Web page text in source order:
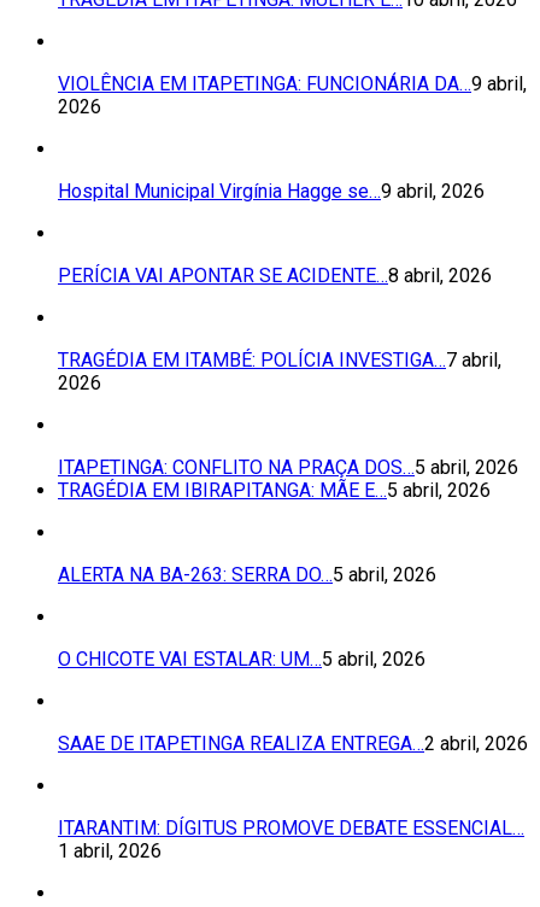
VIOLÊNCIA EM ITAPETINGA: FUNCIONÁRIA DA…9 abril,
2026
Hospital Municipal Virgínia Hagge se…9 abril, 2026
PERÍCIA VAI APONTAR SE ACIDENTE…8 abril, 2026
TRAGÉDIA EM ITAMBÉ: POLÍCIA INVESTIGA…7 abril,
2026
ITAPETINGA: CONFLITO NA PRAÇA DOS…5 abril, 2026
TRAGÉDIA EM IBIRAPITANGA: MÃE E…5 abril, 2026
ALERTA NA BA-263: SERRA DO…5 abril, 2026
O CHICOTE VAI ESTALAR: UM…5 abril, 2026
SAAE DE ITAPETINGA REALIZA ENTREGA…2 abril, 2026
ITARANTIM: DÍGITUS PROMOVE DEBATE ESSENCIAL…
1 abril, 2026